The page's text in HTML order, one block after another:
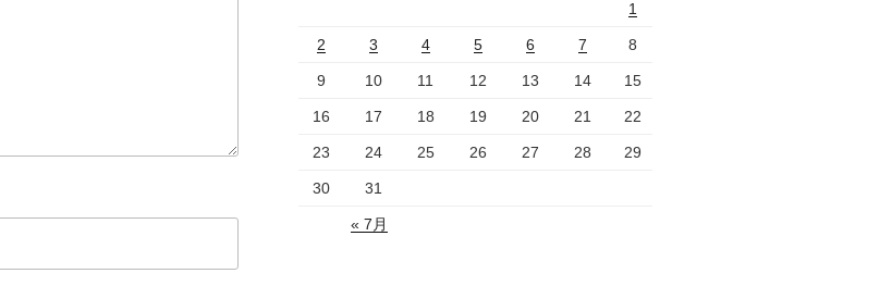
1
2 3 4 5 6 7 8
9 10 11 12 13 14 15
16 17 18 19 20 21 22
23 24 25 26 27 28 29
30 31
« 7月